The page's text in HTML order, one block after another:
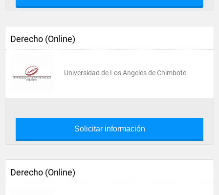
Derecho (Online)
Universidad de Los Angeles de Chimbote
Solicitar información
Derecho (Online)